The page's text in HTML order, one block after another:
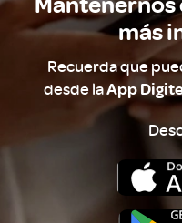
Mantenernos
más
Recuerda que
desde laApp